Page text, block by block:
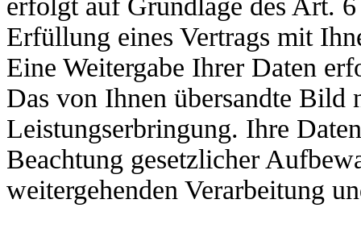
erfolgt auf Grundlage des Art.
Erfüllung eines Vertrags mit
Eine Weitergabe Ihrer Daten
Das von Ihnen übersandte
Leistungserbringung. Ihre
Beachtung gesetzlicher
weitergehenden Verarbeitung